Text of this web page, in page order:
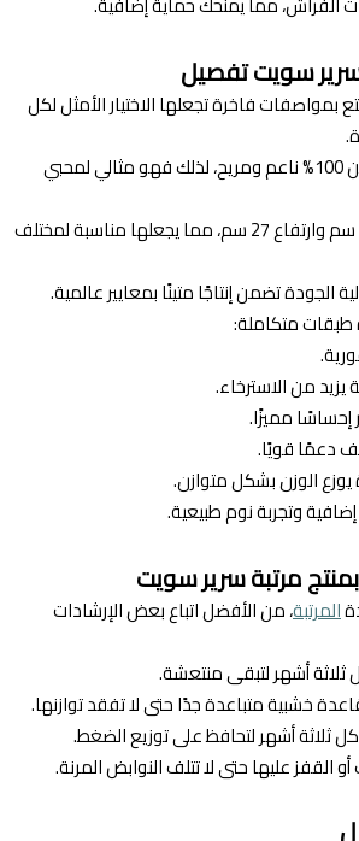
سويت تفصيل
بمواصفات فاخرة تجعلها الاختيار الأمثل لكل
: قماش نيتنج قطن 100% ناعم ومريح، لذلك فهو مثالي لمحبي
: قياس 180x190 سم وارتفاع 27 سم، مما يجعلها مناسبة لمختلف
الجودة تضمن إنتاجًا متينًا بمعايير عالمية.
متكاملة:
يزيد من الاسترخاء.
إحساسًا مميزًا.
دعمًا قويًا.
الوزن بشكل متوازن.
وتجربة نوم طبيعية.
مرتبة سرير سويت
المرتبة، من الأفضل اتباع بعض الإرشادات
ثلاثة أشهر لتبقى منتعشة.
خشبية متباعدة جدًا حتى لا تفقد توازنها.
كل ثلاثة أشهر لتحافظ على توزيع الضغط.
القفز عليها حتى لا تتلف النوابض المرنة.